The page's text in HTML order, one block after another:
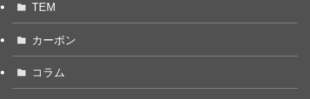
TEM
カーボン
コラム